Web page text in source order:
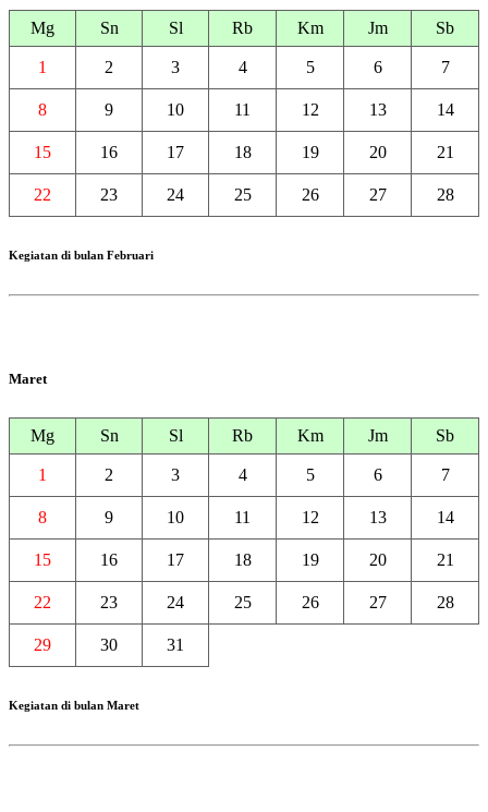
Mg Sn Sl Rb Km Jm Sb
1 2 3 4 5 6 7
8 9 10 11 12 13 14
15 16 17 18 19 20 21
22 23 24 25 26 27 28
Kegiatan di bulan Februari
Maret
Mg Sn Sl Rb Km Jm Sb
1 2 3 4 5 6 7
8 9 10 11 12 13 14
15 16 17 18 19 20 21
22 23 24 25 26 27 28
29 30 31
Kegiatan di bulan Maret